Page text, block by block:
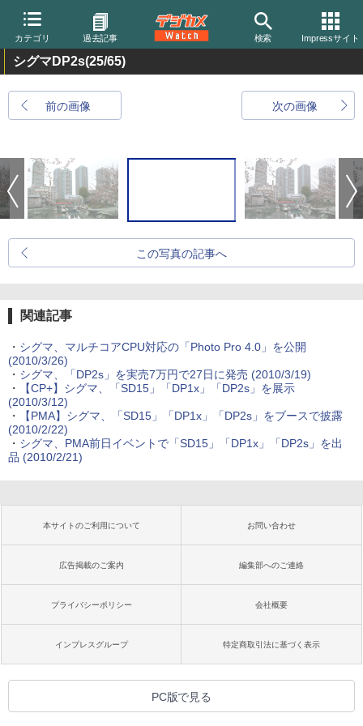
カテゴリ 過去記事 検索 Impressサイト
シグマDP2s(25/65)
前の画像 次の画像
この写真の記事へ
関連記事
・ シグマ、マルチコアCPU対応の「Photo Pro 4.0」を公開
(2010/3/26)
・ シグマ、「DP2s」を実売7万円で27日に発売 (2010/3/19)
・
【CP+】シグマ、「SD15」「DP1x」「DP2s」を展示
(2010/3/12)
・
【PMA】シグマ、「SD15」「DP1x」「DP2s」をブースで披露
(2010/2/22)
・ シグマ、PMA前日イベントで「SD15」「DP1x」「DP2s」を出
品 (2010/2/21)
本サイトのご利用について お問い合わせ
広告掲載のご案内 編集部へのご連絡
プライバシーポリシー 会社概要
インプレスグループ 特定商取引法に基づく表示
PC版で見る